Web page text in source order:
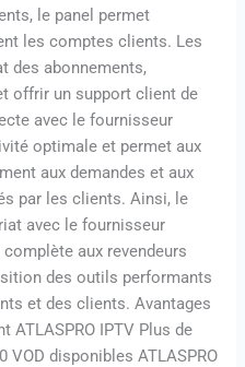
le panel permet
les comptes clients. Les
des abonnements,
offrir un support client de
avec le fournisseur
optimale et permet aux
aux demandes et aux
par les clients. Ainsi, le
avec le fournisseur
aux revendeurs
des outils performants
et des clients. Avantages
ATLASPRO IPTV Plus de
VOD disponibles ATLASPRO